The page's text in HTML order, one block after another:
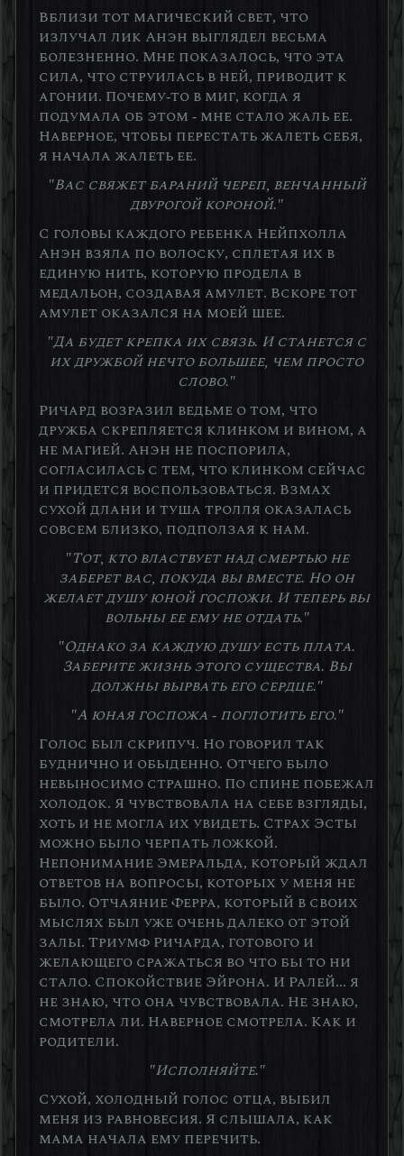
Вблизи тот магический свет, что
излучал лик Анэн выглядел весьма
болезненно. Мне показалось, что эта
сила, что струилась в ней, приводит к
агонии. Почему-то в миг, когда я
подумала об этом - мне стало жаль ее.
Наверное, чтобы перестать жалеть себя,
я начала жалеть ее.
"Вас свяжет бараний череп, венчанный
двурогой короной."
С головы каждого ребенка Нейпхолла
Анэн взяла по волоску, сплетая их в
единую нить, которую продела в
медальон, создавая амулет. Вскоре тот
амулет оказался на моей шее.
"Да будет крепка их связь. И станется с
их дружбой нечто большее, чем просто
слово."
Ричард возразил ведьме о том, что
дружба скрепляется клинком и вином, а
не магией. Анэн не поспорила,
согласилась с тем, что клинком сейчас
и придется воспользоваться. Взмах
сухой длани и туша тролля оказалась
совсем близко, подползая к нам.
"Тот, кто властвует над смертью не
заберет вас, покуда вы вместе. Но он
желает душу юной госпожи. И теперь вы
вольны ее ему не отдать."
"Однако за каждую душу есть плата.
Заберите жизнь этого существа. Вы
должны вырвать его сердце."
"А юная госпожа - поглотить его."
Голос был скрипуч. Но говорил так
буднично и обыденно. Отчего было
невыносимо страшно. По спине побежал
холодок. Я чувствовала на себе взгляды,
хоть и не могла их увидеть. Страх Эсты
можно было черпать ложкой.
Непонимание Эмеральда, который ждал
ответов на вопросы, которых у меня не
было. Отчаяние Ферра, который в своих
мыслях был уже очень далеко от этой
залы. Триумф Ричарда, готового и
желающего сражаться во что бы то ни
стало. Спокойствие Эйрона. И Ралей... я
не знаю, что она чувствовала. Не знаю,
смотрела ли. Наверное смотрела. Как и
родители.
"Исполняйте."
Сухой, холодный голос отца, выбил
меня из равновесия. Я слышала, как
мама начала ему перечить.